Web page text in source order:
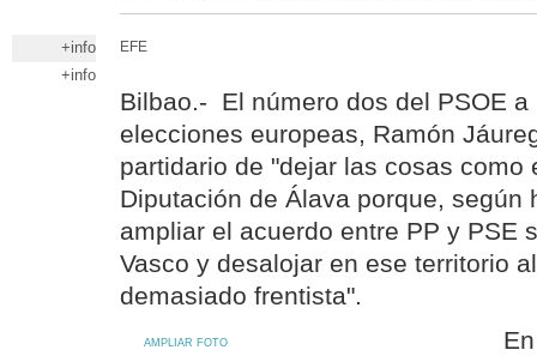
+info
+info
EFE
Bilbao.- El número dos del PSOE a
elecciones europeas, Ramón
partidario de "dejar las cosas como
Diputación de Álava porque, según
ampliar el acuerdo entre PP y PSE
Vasco y desalojar en ese territorio
demasiado frentista".
AMPLIAR FOTO